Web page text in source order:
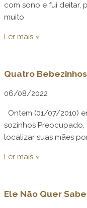
com sono e fui deitar,
muito
Ler mais »
Quatro Bebezinhos
06/08/2022
Ontem (01/07/2010)
sozinhos
localizar suas mães
Ler mais »
Ele Não Quer